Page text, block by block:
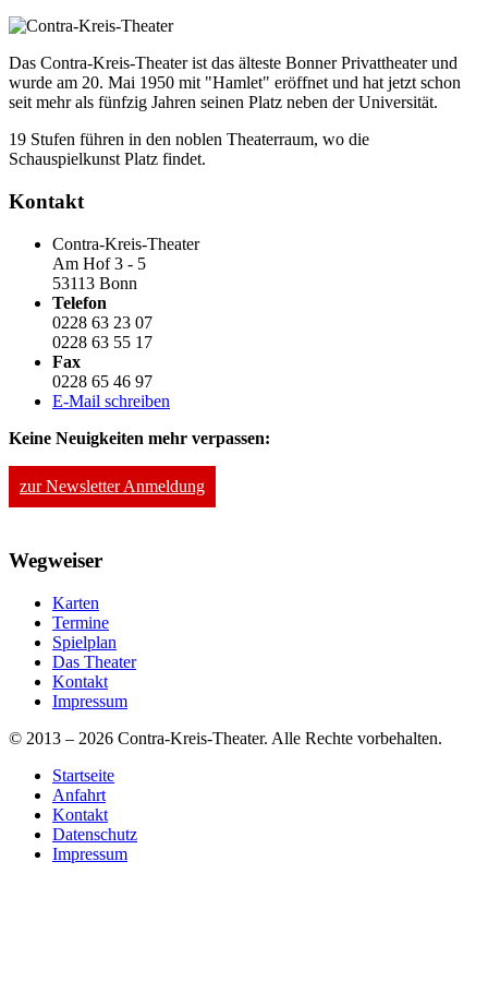
Das Contra-Kreis-Theater ist das älteste Bonner Privattheater und
wurde am 20. Mai 1950 mit "Hamlet" eröffnet und hat jetzt schon
seit mehr als fünfzig Jahren seinen Platz neben der Universität.
19 Stufen führen in den noblen Theaterraum, wo die
Schauspielkunst Platz findet.
Kontakt
Contra-Kreis-Theater
Am Hof 3 - 5
53113 Bonn
Telefon
0228 63 23 07
0228 63 55 17
Fax
0228 65 46 97
E-Mail schreiben
Keine Neuigkeiten mehr verpassen:
zur Newsletter Anmeldung
Wegweiser
Karten
Termine
Spielplan
Das Theater
Kontakt
Impressum
© 2013 – 2026 Contra-Kreis-Theater. Alle Rechte vorbehalten.
Startseite
Anfahrt
Kontakt
Datenschutz
Impressum